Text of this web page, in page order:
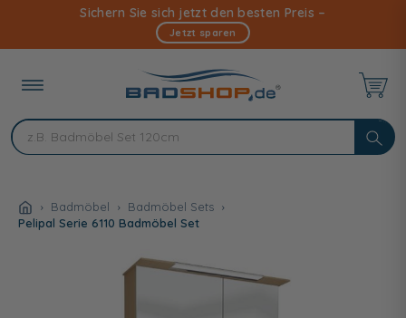
Inhalt
Sichern Sie sich jetzt den besten Preis –
Jetzt sparen
Badmöbel
Badmöbel Sets
Pelipal Serie 6110 Badmöbel Set